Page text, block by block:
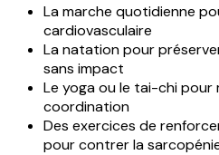
La marche quotidienne
cardiovasculaire
La natation pour
sans impact
Le yoga ou le tai-chi pour
coordination
Des exercices de
pour contrer la